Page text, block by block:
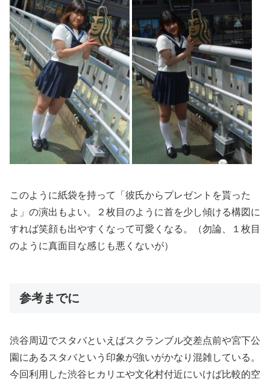
このように紙袋を持って「彼氏からプレゼントを貰った
よ」 の演出もよい。
２枚目のように首を少し傾ける構図に
すれば笑顔も出やすくなって可愛くなる。（勿論、１枚目
のように真面目な感じも悪くないが）
参考までに
渋谷周辺でスタバといえばスクランブル交差点前や宮下公
園にある スタバという印象が強いがかなり混雑している。
今回利用した渋谷ヒカリエや文化村付近にいけば比較的空